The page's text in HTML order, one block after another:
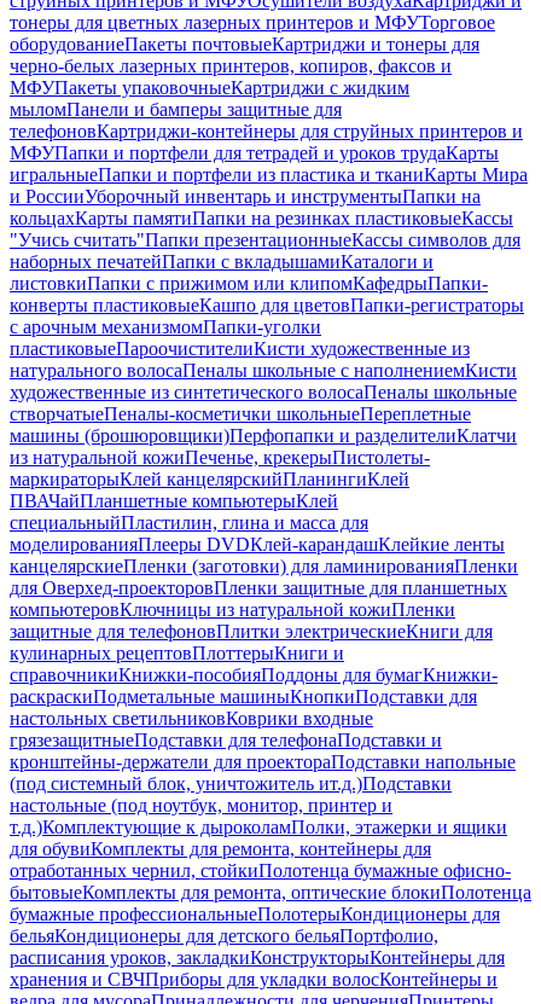
тонеры для цветных лазерных принтеров и МФУТорговое
оборудованиеПакеты почтовыеКартриджи и тонеры для
черно-белых лазерных принтеров, копиров, факсов и
МФУПакеты упаковочныеКартриджи с жидким
мыломПанели и бамперы защитные для
телефоновКартриджи-контейнеры для струйных принтеров и
МФУПапки и портфели для тетрадей и уроков трудаКарты
игральныеПапки и портфели из пластика и тканиКарты Мира
и РоссииУборочный инвентарь и инструментыПапки на
кольцахКарты памятиПапки на резинках пластиковыеКассы
"Учись считать"Папки презентационныеКассы символов для
наборных печатейПапки с вкладышамиКаталоги и
листовкиПапки с прижимом или клипомКафедрыПапки-
конверты пластиковыеКашпо для цветовПапки-регистраторы
с арочным механизмомПапки-уголки
пластиковыеПароочистителиКисти художественные из
натурального волосаПеналы школьные с наполнениемКисти
художественные из синтетического волосаПеналы школьные
створчатыеПеналы-косметички школьныеПереплетные
машины (брошюровщики)Перфопапки и разделителиКлатчи
из натуральной кожиПеченье, крекерыПистолеты-
маркираторыКлей канцелярскийПланингиКлей
ПВАЧайПланшетные компьютерыКлей
специальныйПластилин, глина и масса для
моделированияПлееры DVDКлей-карандашКлейкие ленты
канцелярскиеПленки (заготовки) для ламинированияПленки
для Оверхед-проекторовПленки защитные для планшетных
компьютеровКлючницы из натуральной кожиПленки
защитные для телефоновПлитки электрическиеКниги для
кулинарных рецептовПлоттерыКниги и
справочникиКнижки-пособияПоддоны для бумагКнижки-
раскраскиПодметальные машиныКнопкиПодставки для
настольных светильниковКоврики входные
грязезащитныеПодставки для телефонаПодставки и
кронштейны-держатели для проектораПодставки напольные
(под системный блок, уничтожитель ит.д.)Подставки
настольные (под ноутбук, монитор, принтер и
т.д.)Комплектующие к дыроколамПолки, этажерки и ящики
для обувиКомплекты для ремонта, контейнеры для
отработанных чернил, стойкиПолотенца бумажные офисно-
бытовыеКомплекты для ремонта, оптические блокиПолотенца
бумажные профессиональныеПолотерыКондиционеры для
бельяКондиционеры для детского бельяПортфолио,
расписания уроков, закладкиКонструкторыКонтейнеры для
хранения и СВЧПриборы для укладки волосКонтейнеры и